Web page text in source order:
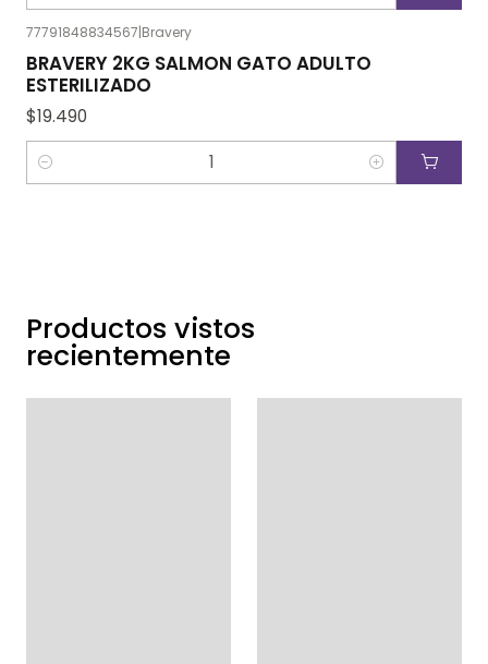
77791848834567|Bravery
BRAVERY 2KG SALMON GATO ADULTO
ESTERILIZADO
$19.490
Cantidad
Productos vistos
recientemente